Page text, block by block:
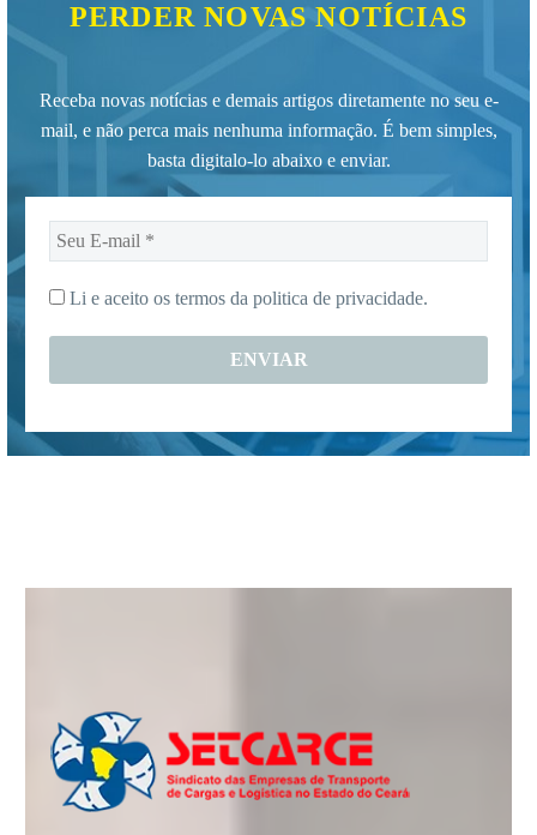
PERDER NOVAS NOTÍCIAS
Receba novas notícias e demais artigos diretamente no seu e-
mail, e não perca mais nenhuma informação. É bem simples,
basta digitalo-lo abaixo e enviar.
Seu
E-
mail
*
Li e aceito os termos da politica de privacidade.